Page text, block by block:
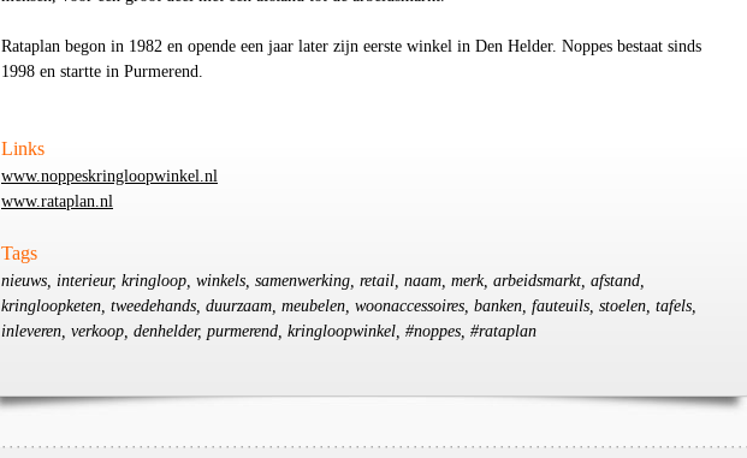
Rataplan begon in 1982 en opende een jaar later zijn eerste winkel in Den Helder. Noppes bestaat sinds
1998 en startte in Purmerend.
Links
www.noppeskringloopwinkel.nl
www.rataplan.nl
Tags
nieuws, interieur, kringloop, winkels, samenwerking, retail, naam, merk, arbeidsmarkt, afstand,
kringloopketen, tweedehands, duurzaam, meubelen, woonaccessoires, banken, fauteuils, stoelen, tafels,
inleveren, verkoop, denhelder, purmerend, kringloopwinkel, #noppes, #rataplan